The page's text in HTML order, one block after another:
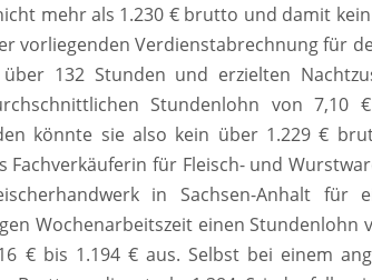
mehr als 1.230 € brutto und damit
vorliegenden Verdienstabrechnung für
132 Stunden und erzielten
Stundenlohn von 7,10
könnte sie also kein über 1.229 €
für Fleisch- und
in Sachsen-Anhalt für
Wochenarbeitszeit einen Stundenlohn
€ bis 1.194 € aus. Selbst bei einem